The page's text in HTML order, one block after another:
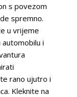
s povezom
spremno.
u vrijeme
automobilu i
rano ujutro i
Kleknite na